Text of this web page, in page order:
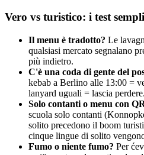
Vero vs turistico: i test
Il menu è tradotto? Le
qualsiasi mercato segnalano
più indietro.
C'è una coda di gente del
kebab a Berlino alle 13:00 =
lanyard uguali = lascia perdere.
Solo contanti o menu con
scuola solo contanti
solito precedono il boom
cinque lingue di solito
Fumo o niente fumo? Per